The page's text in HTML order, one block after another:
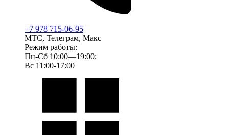
+7 978 715-06-95
МТС, Телеграм, Макс
Режим работы:
Пн-Сб 10:00—19:00;
Вс 11:00-17:00